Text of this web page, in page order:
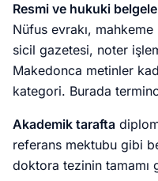
Resmi ve hukuki
Nüfus evrakı,
sicil gazetesi, noter
Makedonca metinler
kategori. Burada
Akademik tarafta
referans mektubu gibi
doktora tezinin tamamı